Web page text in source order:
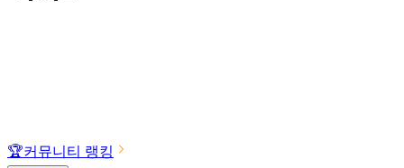
🏆커뮤니티 랭킹